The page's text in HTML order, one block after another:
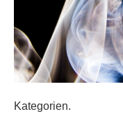
Kategorien.